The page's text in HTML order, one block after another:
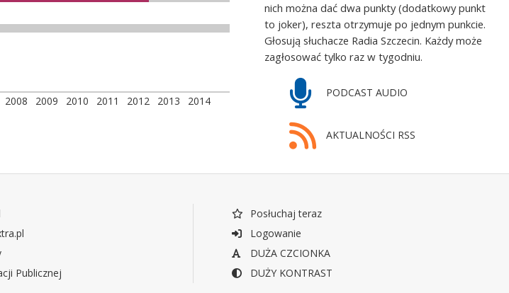
2008 2009 2010 2011 2012 2013
2014
nich można dać dwa punkty (dodatkowy punkt
to joker), reszta otrzymuje po jednym punkcie.
Głosują słuchacze Radia Szczecin. Każdy może
zagłosować tylko raz w tygodniu.
PODCAST AUDIO
AKTUALNOŚCI RSS
Publicznej
Posłuchaj teraz
Logowanie
DUŻA CZCIONKA
DUŻY KONTRAST